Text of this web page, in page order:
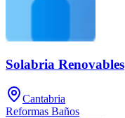
Solabria Renovables
Cantabria
Reformas Baños